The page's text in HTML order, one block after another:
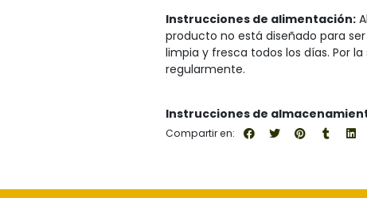
Instrucciones de alimentación:
producto no está diseñado para
limpia y fresca todos los días. Por
regularmente.
Instrucciones de
Compartir en: